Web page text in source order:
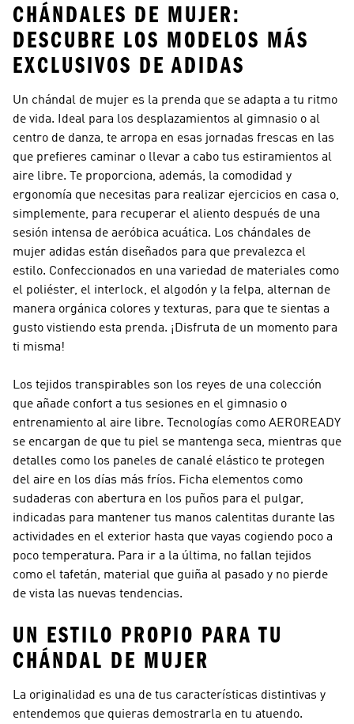
CHÁNDALES DE MUJER:
DESCUBRE LOS MODELOS MÁS
EXCLUSIVOS DE ADIDAS
Un chándal de mujer es la prenda que se adapta a tu ritmo
de vida. Ideal para los desplazamientos al gimnasio o al
centro de danza, te arropa en esas jornadas frescas en las
que prefieres caminar o llevar a cabo tus estiramientos al
aire libre. Te proporciona, además, la comodidad y
ergonomía que necesitas para realizar ejercicios en casa o,
simplemente, para recuperar el aliento después de una
sesión intensa de aeróbica acuática. Los chándales de
mujer adidas están diseñados para que prevalezca el
estilo. Confeccionados en una variedad de materiales como
el poliéster, el interlock, el algodón y la felpa, alternan de
manera orgánica colores y texturas, para que te sientas a
gusto vistiendo esta prenda. ¡Disfruta de un momento para
ti misma!
Los tejidos transpirables son los reyes de una colección
que añade confort a tus sesiones en el gimnasio o
entrenamiento al aire libre. Tecnologías como AEROREADY
se encargan de que tu piel se mantenga seca, mientras que
detalles como los paneles de canalé elástico te protegen
del aire en los días más fríos. Ficha elementos como
sudaderas con abertura en los puños para el pulgar,
indicadas para mantener tus manos calentitas durante las
actividades en el exterior hasta que vayas cogiendo poco a
poco temperatura. Para ir a la última, no fallan tejidos
como el tafetán, material que guiña al pasado y no pierde
de vista las nuevas tendencias.
UN ESTILO PROPIO PARA TU
CHÁNDAL DE MUJER
La originalidad es una de tus características distintivas y
entendemos que quieras demostrarla en tu atuendo.